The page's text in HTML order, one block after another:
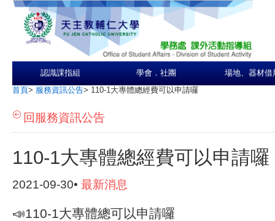
認識課指組 學會．社團 場地、器材借
首頁> 服務資訊公告> 110-1大專體總經費可以申請囉
回服務資訊公告
110-1大專體總經費可以申請囉
2021-09-30• 最新消息
📣110-1大專體總可以申請囉